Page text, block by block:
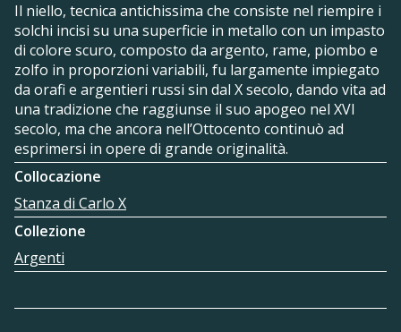
Il niello, tecnica antichissima che consiste nel riempire i
solchi incisi su una superficie in metallo con un impasto
di colore scuro, composto da argento, rame, piombo e
zolfo in proporzioni variabili, fu largamente impiegato
da orafi e argentieri russi sin dal X secolo, dando vita ad
una tradizione che raggiunse il suo apogeo nel XVI
secolo, ma che ancora nell’Ottocento continuò ad
esprimersi in opere di grande originalità.
Collocazione
Stanza di Carlo X
Collezione
Argenti